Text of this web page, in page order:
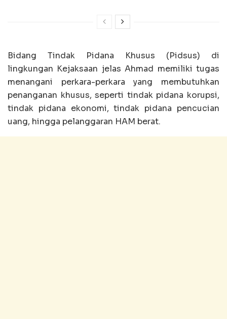
Bidang Tindak Pidana Khusus (Pidsus) di
lingkungan Kejaksaan jelas Ahmad memiliki tugas
menangani perkara-perkara yang membutuhkan
penanganan khusus, seperti tindak pidana korupsi,
tindak pidana ekonomi, tindak pidana pencucian
uang, hingga pelanggaran HAM berat.